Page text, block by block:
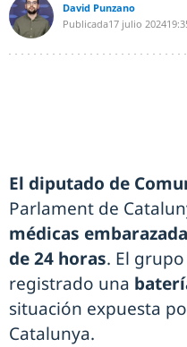
David Punzano
Publicada17 julio 2024
El diputado de
Parlament de
médicas
de 24 horas. El
registrado una
situación expuesta
Catalunya.